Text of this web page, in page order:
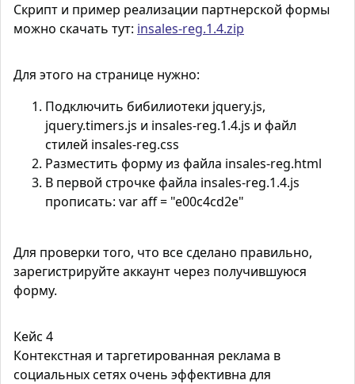
Скрипт и пример реализации партнерской формы
можно скачать тут: insales-reg.1.4.zip
Для этого на странице нужно:
Подключить бибилиотеки jquery.js,
jquery.timers.js и insales-reg.1.4.js и файл
стилей insales-reg.css
Разместить форму из файла insales-reg.html
В первой строчке файла insales-reg.1.4.js
прописать: var aff = "e00c4cd2e"
Для проверки того, что все сделано правильно,
зарегистрируйте аккаунт через получившуюся
форму.
Кейс 4
Контекстная и таргетированная реклама в
социальных сетях очень эффективна для